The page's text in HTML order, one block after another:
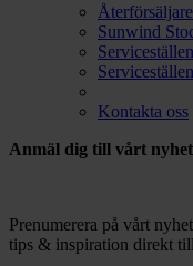
Återförsäljare
Sunwind
Kontakta oss
Anmäl dig till vårt
Prenumerera på vårt
tips & inspiration direkt